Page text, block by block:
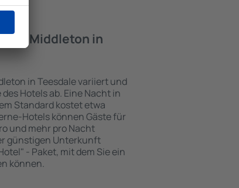
in Middleton in
in Teesdale variiert und
Hotels ab. Eine Nacht in
Standard kostet etwa
Hotels können Gäste für
und mehr pro Nacht
günstigen Unterkunft
- Paket, mit dem Sie ein
können.